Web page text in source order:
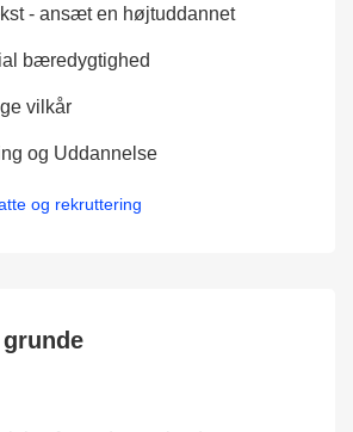
- ansæt en højtuddannet
bæredygtighed
vilkår
og Uddannelse
og rekruttering